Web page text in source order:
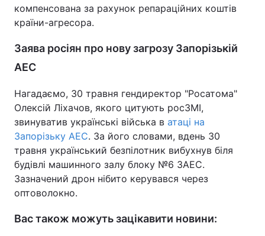
компенсована за рахунок репараційних коштів
країни-агресора.
Заява росіян про нову загрозу Запорізькій
АЕС
Нагадаємо, 30 травня гендиректор "Росатома"
Олексій Ліхачов, якого цитують росЗМІ,
звинуватив українські війська в атаці на
Запорізьку АЕС. За його словами, вдень 30
травня український безпілотник вибухнув біля
будівлі машинного залу блоку №6 ЗАЕС.
Зазначений дрон нібито керувався через
оптоволокно.
Вас також можуть зацікавити новини: